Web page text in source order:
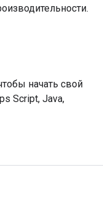
начать свой
Script, Java,